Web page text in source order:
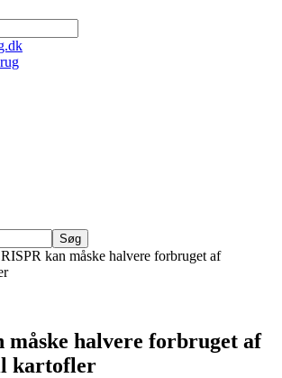
kan måske halvere forbruget af
måske halvere forbruget af
kartofler